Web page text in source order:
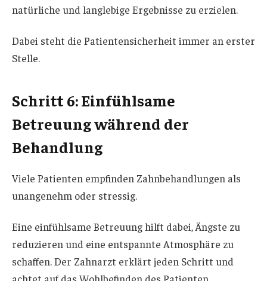
natürliche und langlebige Ergebnisse zu erzielen.
Dabei steht die Patientensicherheit immer an erster
Stelle.
Schritt 6: Einfühlsame
Betreuung während der
Behandlung
Viele Patienten empfinden Zahnbehandlungen als
unangenehm oder stressig.
Eine einfühlsame Betreuung hilft dabei, Ängste zu
reduzieren und eine entspannte Atmosphäre zu
schaffen. Der Zahnarzt erklärt jeden Schritt und